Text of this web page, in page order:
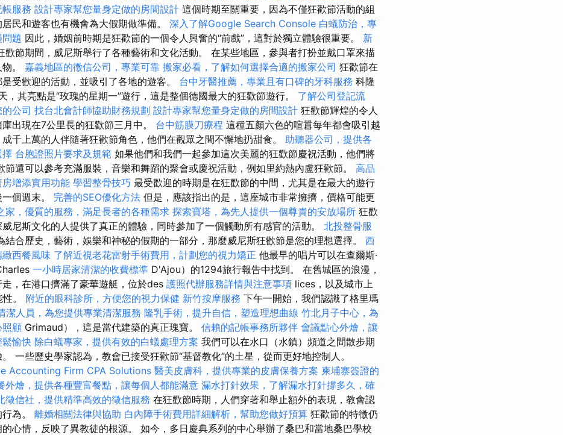
服務 設計專家幫您量身定做的房間設計 這個時期至關重要，因為不僅狂歡節活動的組
民和遊客也有機會為大假期做準備。 深入了解Google Search Console 白蟻防治，專
題 因此，婚姻前時期是狂歡節的一個令人興奮的“前戲”，這對於獨立體驗很重要。 新
歡節期間，威尼斯舉行了各種藝術和文化活動。 在某些地區，參與者打扮並戴口罩來描
。 嘉義地區的徵信公司，專業可靠 搬家必看，了解如何選擇合適的搬家公司 狂歡節在
受歡迎的活動，並吸引了各地的遊客。 台中牙醫推薦，專業且有口碑的牙科服務 科隆
，其亮點是“玫瑰的星期一”遊行，這是整個德國最大的狂歡節遊行。 了解公司登記流
公司 找台北會計師協助財務規劃 設計專家幫您量身定做的房間設計 狂歡節輝煌的令人
出現在7公里長的狂歡節三月中。 台中筋膜刀療程 這種五顏六色的喧囂每年都會吸引越
千上萬的人伴隨著狂歡節角色，他們在觀眾之間不懈地扔甜食。 助聽器公司，提供各
擇 台胞證照片要求及規範 如果他們和我們一起參加這次美麗的狂歡節慶祝活動，他們將
節還可以參考充滿服裝，音樂和舞蹈的聚會或慶祝活動，例如里約熱內盧狂歡節。 高品
增添實用功能 學習整骨技巧 最受歡迎的時期是在狂歡節的中間，尤其是在最大的遊行
個週末。 完善的SEO優化方法 但是，應該指出的是，這座城市非常擁擠，價格可能更
家，優質的服務，滿足長者的各種需求 探索寶塔，為先人提供一個尊貴的安放場所 狂歡
尼斯文化的人提供了真正的體驗，同時參加了一個觸動所有感官的活動。 北投整骨服
結合歷史，藝術，娛樂和神秘的假期的一部分，那麼威尼斯狂歡節是您的理想選擇。 西
西餐風味 了解近視老花雷射手術費用，計劃您的視力矯正 他最早的唱片可以在查爾斯·
一小時居家清潔的收費標準 D'Ajou）的1294旅行報告中找到。 在舊城區的浪漫，
，在港口擠滿了豪華遊艇，位於des 護照代辦服務詳情與注意事項 lices，以及城市上
。 附近的眼科診所，方便您的視力保健 新竹按摩服務 下午一開始，我們認識了格里瑪
潔人員，為您提供專業清潔服務 隆乳手術，提升自信，塑造理想曲線 竹北月子中心，為
照顧 Grimaud），這是當代建築的真正瑰寶。 信賴的記帳事務所夥伴 會議點心外燴，讓
愉快 除白蟻專家，提供有效的白蟻處理方案 我們可以在水口（水鎮）頻道之間散步期
一些歷史學家認為，教會已接受狂歡節“基督教化”的土星，從而更好地控制人。
Accounting Firm CPA Solutions 醫美皮膚科，提供專業的皮膚保養方案 柬埔寨簽證的
外燴，提供各種豐富餐點，讓每個人都能滿意 漏水打針效果，了解漏水打針撐多久，確
徵信社，提供精準高效的徵信服務 在狂歡節時期，人們穿著和舉止額外的表現，教會認
為。 離婚相關法律與協助 白內障手術費用詳細解析，幫助您做好預算 狂歡節的特徵仍
心情，反映了異教徒的根源。 如今，多日慶典系列的中心舉辦了桑巴和當地桑巴學校